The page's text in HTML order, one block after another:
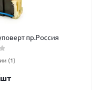
пр.Россия
(1)